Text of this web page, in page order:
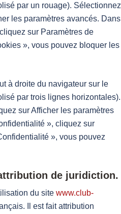
par un rouage). Sélectionnez
les paramètres avancés. Dans
sur Paramètres de
», vous pouvez bloquer les
à droite du navigateur sur le
par trois lignes horizontales).
sur Afficher les paramètres
», cliquez sur
», vous pouvez
de juridiction.
du site www.club-
Il est fait attribution